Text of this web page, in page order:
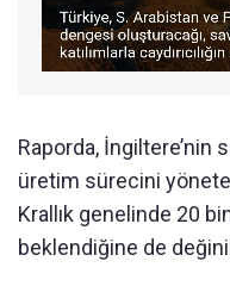
Raporda, İngiltere’nin
üretim sürecini
Krallık genelinde 20
beklendiğine de